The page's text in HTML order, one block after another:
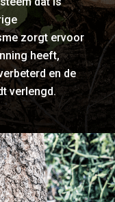
zorgt ervoor
heeft,
en de
verlengd.